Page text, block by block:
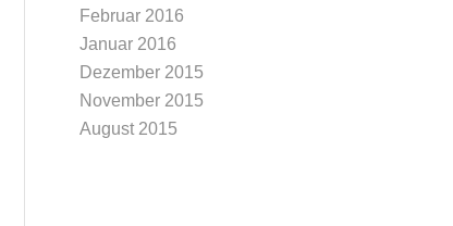
Februar 2016
Januar 2016
Dezember 2015
November 2015
August 2015